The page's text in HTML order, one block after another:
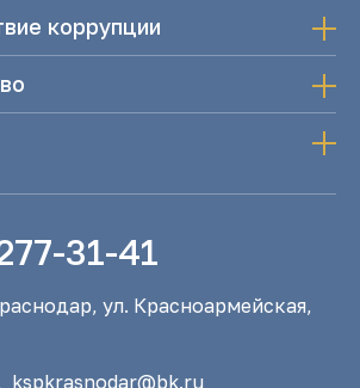
коррупции
31-41
ул. Красноармейская,
kspkrasnodar@bk.ru